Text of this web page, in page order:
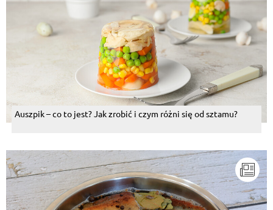
Auszpik – co to jest? Jak zrobić i czym różni się od sztamu?